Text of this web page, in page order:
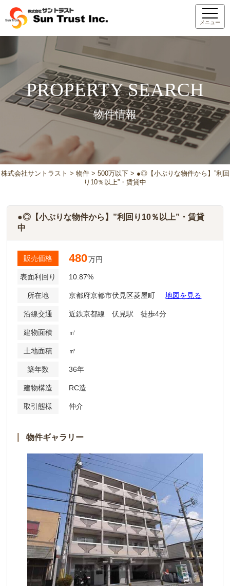
メニュー
PROPERTY SEARCH
物件情報
株式会社サントラスト > 物件> 500万以下> ●◎【小ぶりな物件から】”利回
り10％以上”・賃貸中
●◎【小ぶりな物件から】”利回り10％以上”・賃貸
中
販売価格 480万円
表面利回り 10.87%
所在地 京都府京都市伏見区菱屋町 地図を見る
沿線交通 近鉄京都線 伏見駅 徒歩4分
建物面積 ㎡
土地面積 ㎡
築年数 36年
建物構造 RC造
取引態様 仲介
物件ギャラリー